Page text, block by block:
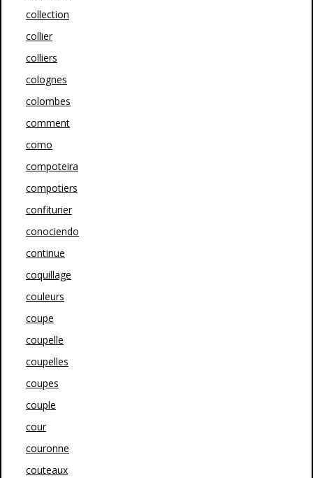
collection
collier
colliers
colognes
colombes
comment
como
compoteira
compotiers
confiturier
conociendo
continue
coquillage
couleurs
coupe
coupelle
coupelles
coupes
couple
cour
couronne
couteaux